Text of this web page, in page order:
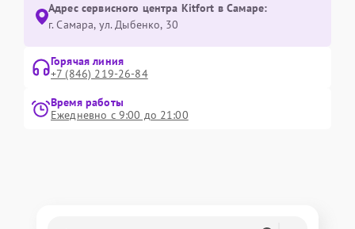
Адрес сервисного центра Kitfort в Самаре:
г. Самара, ул. Дыбенко, 30
Горячая линия
+7 (846) 219-26-84
Время работы
Ежедневно с 9:00 до 21:00